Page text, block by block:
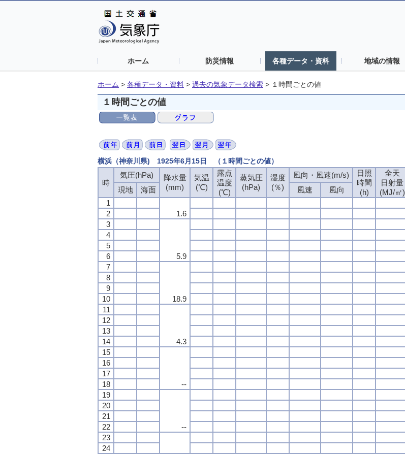
ホーム 防災情報 各種データ・資料 地域の情報
ホーム > 各種データ・資料 > 過去の気象データ検索 > １時間ごとの値
１時間ごとの値
横浜（神奈川県) 1925年6月15日 （１時間ごとの値）
時
気圧(hPa)
降水量
(mm)
気温
(℃)
露点
温度
(℃)
蒸気圧
(hPa)
湿度
(％)
風向・風速(m/s)
日照
時間
(h)
全天
日射量
(MJ/㎡)
現地 海面 風速 風向
1
1.6
2
3
5.9
4
5
6
7
18.9
8
9
10
11
4.3
12
13
14
15
--
16
17
18
19
--
20
21
22
23
24